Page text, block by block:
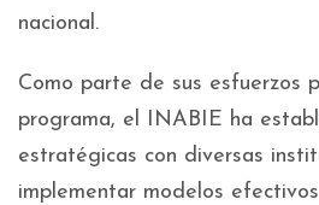
nacional.
Como parte de sus esfuerzos
programa, el INABIE ha
estratégicas con diversas
implementar modelos